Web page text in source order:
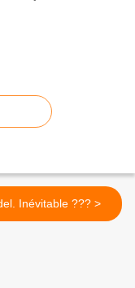
Bordel. Inévitable ??? >